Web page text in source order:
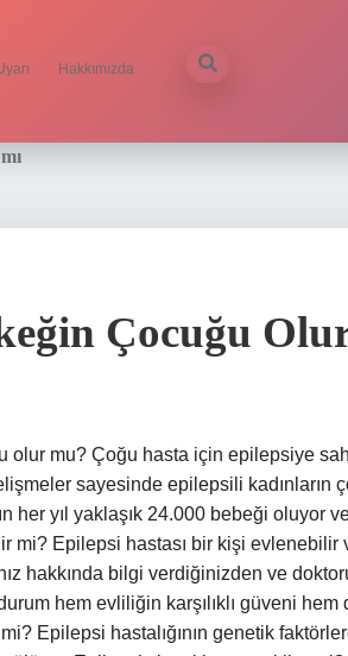
Hakkımızda
Çocuğu
olur mu? Çoğu hasta için epilepsiye
sayesinde epilepsili kadınların
her yıl yaklaşık 24.000 bebeği oluyor
mi? Epilepsi hastası bir kişi
hakkında bilgi verdiğinizden ve
hem evliliğin karşılıklı güveni hem
Epilepsi hastalığının genetik